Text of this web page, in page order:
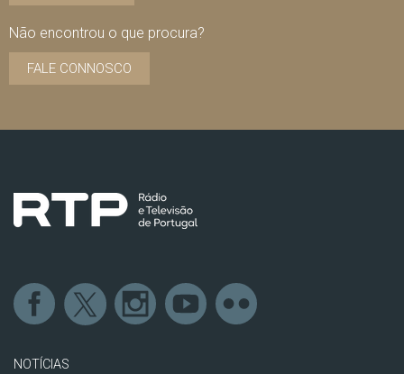
Não encontrou o que procura?
FALE CONNOSCO
NOTÍCIAS